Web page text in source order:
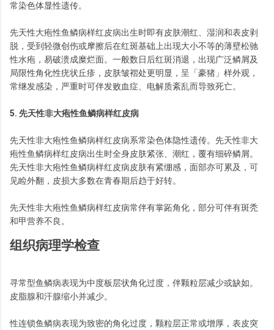
常染色体显性遗传。
先天性大疱性鱼鳞病样红皮病出生时即有皮肤潮红、湿润和表皮剥
脱，受到轻微创伤或摩擦后在红斑基础上出现大小不等的薄壁松驰
性水疱，易破溃成糜烂面。一般数日后红斑消退，出现广泛鳞屑及
局限性角化性疣状丘疹，皮肤皱褶处更明显，呈「豪猪」样外观，
常继发感染，严重时可伴发败血症、电解质紊乱而导致死亡。
5. 先天性非大疱性鱼鳞病样红皮病
先天性非大疱性鱼鳞病样红皮病系常染色体隐性遗传。先天性非大
疱性鱼鳞病样红皮病出生时全身皮肤紧张、潮红，覆有细碎鳞屑。
先天性非大疱性鱼鳞病样红皮病皮肤有紧绷感，面部亦可累及，可
见睑外翻，皮损大多数在青春期后趋于好转。
先天性非大疱性鱼鳞病样红皮病常伴有掌跖角化，部分可伴有斑秃
和甲营养不良。
组织病理学检查
寻常型鱼鳞病表现为中度板层状角化过度，伴颗粒层减少或缺如。
皮脂腺和汗腺缩小并减少。
性连锁鱼鳞病表现为致密的角化过度，颗粒层正常或增厚，表皮突